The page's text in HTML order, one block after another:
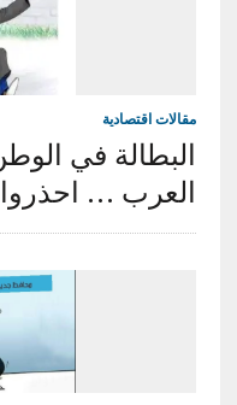
مقالات اقتصادية
البطالة في
العرب …